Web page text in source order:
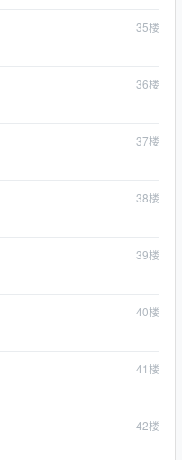
35楼
36楼
37楼
38楼
39楼
40楼
41楼
42楼